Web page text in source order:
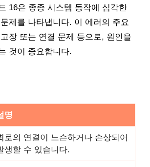
16은 종종 시스템 동작에 심각한
제를 나타냅니다. 이 에러의 주요
장 또는 연결 문제 등으로, 원인을
것이 중요합니다.
명
로의 연결이 느슨하거나 손상되어
생할 수 있습니다.